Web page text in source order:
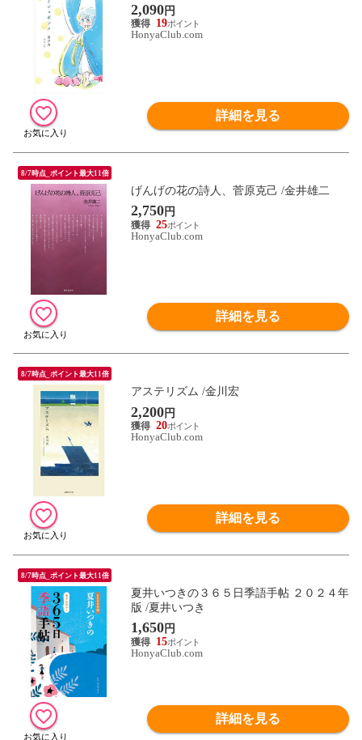
2,090円
19
HonyaClub.com
詳細を見る
8/7時点_ポイント最大11倍
げんげの花の詩人、菅原克己 /金井雄二
2,750円
25
HonyaClub.com
詳細を見る
8/7時点_ポイント最大11倍
アステリズム /金川宏
2,200円
20
HonyaClub.com
詳細を見る
8/7時点_ポイント最大11倍
夏井いつきの３６５日季語手帖 ２０２４年
版 /夏井いつき
1,650円
15
HonyaClub.com
詳細を見る